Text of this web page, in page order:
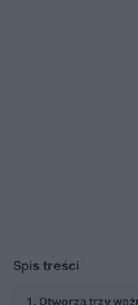
Spis treści
Otworzą trzy